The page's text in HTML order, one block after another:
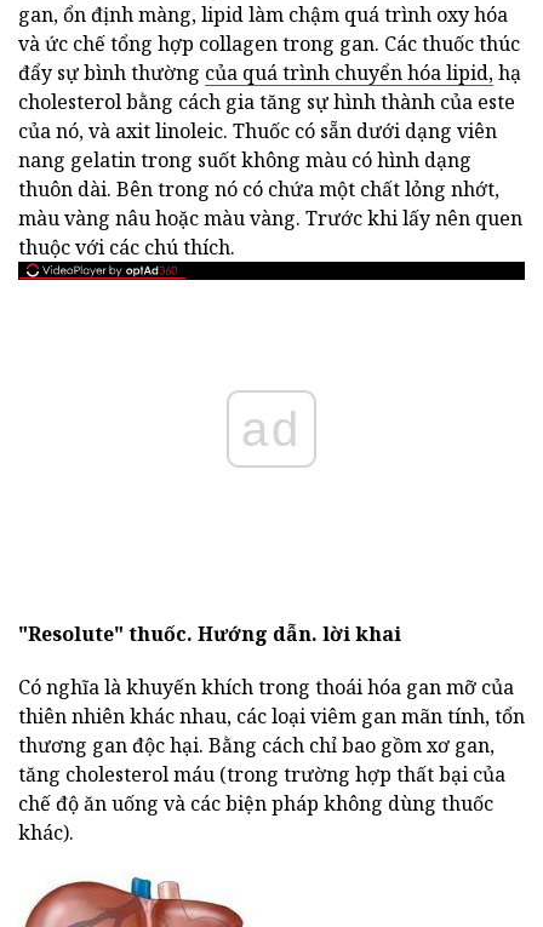
gan, ổn định màng, lipid làm chậm quá trình oxy hóa
và ức chế tổng hợp collagen trong gan. Các thuốc thúc
đẩy sự bình thường của quá trình chuyển hóa lipid,hạ
cholesterol bằng cách gia tăng sự hình thành của este
của nó, và axit linoleic. Thuốc có sẵn dưới dạng viên
nang gelatin trong suốt không màu có hình dạng
thuôn dài. Bên trong nó có chứa một chất lỏng nhớt,
màu vàng nâu hoặc màu vàng. Trước khi lấy nên quen
thuộc với các chú thích.
ad
"Resolute" thuốc. Hướng dẫn. lời khai
Có nghĩa là khuyến khích trong thoái hóa gan mỡ của
thiên nhiên khác nhau, các loại viêm gan mãn tính, tổn
thương gan độc hại. Bằng cách chỉ bao gồm xơ gan,
tăng cholesterol máu (trong trường hợp thất bại của
chế độ ăn uống và các biện pháp không dùng thuốc
khác).